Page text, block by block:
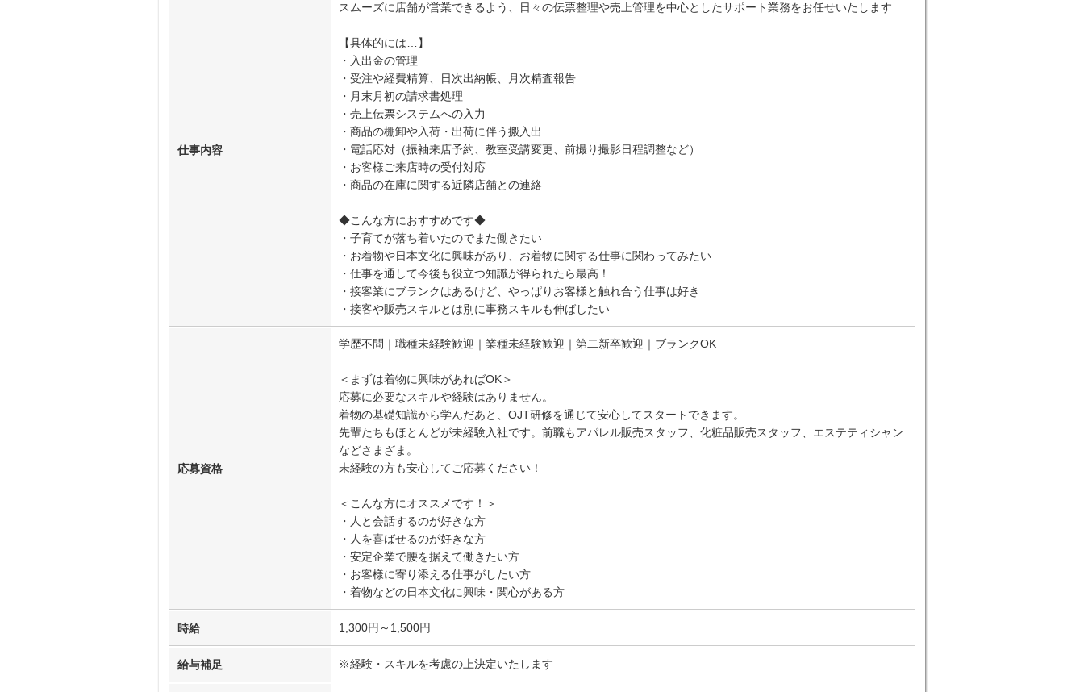
仕事内容
スムーズに店舗が営業できるよう、日々の伝票整理や売上管理を中心としたサポート業務をお任せいたします
【具体的には…】
・入出金の管理
・受注や経費精算、日次出納帳、月次精査報告
・月末月初の請求書処理
・売上伝票システムへの入力
・商品の棚卸や入荷・出荷に伴う搬入出
・電話応対（振袖来店予約、教室受講変更、前撮り撮影日程調整など）
・お客様ご来店時の受付対応
・商品の在庫に関する近隣店舗との連絡
◆こんな方におすすめです◆
・子育てが落ち着いたのでまた働きたい
・お着物や日本文化に興味があり、お着物に関する仕事に関わってみたい
・仕事を通して今後も役立つ知識が得られたら最高！
・接客業にブランクはあるけど、やっぱりお客様と触れ合う仕事は好き
・接客や販売スキルとは別に事務スキルも伸ばしたい
応募資格
学歴不問｜職種未経験歓迎｜業種未経験歓迎｜第二新卒歓迎｜ブランクOK
＜まずは着物に興味があればOK＞
応募に必要なスキルや経験はありません。
着物の基礎知識から学んだあと、OJT研修を通じて安心してスタートできます。
先輩たちもほとんどが未経験入社です。前職もアパレル販売スタッフ、化粧品販売スタッフ、エステティシャン
などさまざま。
未経験の方も安心してご応募ください！
＜こんな方にオススメです！＞
・人と会話するのが好きな方
・人を喜ばせるのが好きな方
・安定企業で腰を据えて働きたい方
・お客様に寄り添える仕事がしたい方
・着物などの日本文化に興味・関心がある方
時給 1,300円～1,500円
給与補足 ※経験・スキルを考慮の上決定いたします